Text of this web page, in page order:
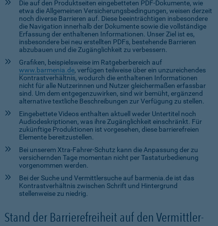
Die auf den Produktseiten eingebetteten PDF-Dokumente, wie
etwa die Allgemeinen Versicherungsbedingungen, weisen derzeit
noch diverse Barrieren auf. Diese beeinträchtigen insbesondere
die Navigation innerhalb der Dokumente sowie die vollständige
Erfassung der enthaltenen Informationen. Unser Ziel ist es,
insbesondere bei neu erstellten PDFs, bestehende Barrieren
abzubauen und die Zugänglichkeit zu verbessern.
Grafiken, beispielsweise im Ratgeberbereich auf
www.barmenia.de, verfügen teilweise über ein unzureichendes
Kontrastverhältnis, wodurch die enthaltenen Informationen
nicht für alle Nutzerinnen und Nutzer gleichermaßen erfassbar
sind. Um dem entgegenzuwirken, sind wir bemüht, ergänzend
alternative textliche Beschreibungen zur Verfügung zu stellen.
Eingebettete Videos enthalten aktuell weder Untertitel noch
Audiodeskriptionen, was ihre Zugänglichkeit einschränkt. Für
zukünftige Produktionen ist vorgesehen, diese barrierefreien
Elemente bereitzustellen.
Bei unserem Xtra-Fahrer-Schutz kann die Anpassung der zu
versichernden Tage momentan nicht per Tastaturbedienung
vorgenommen werden.
Bei der Suche und Vermittlersuche auf barmenia.de ist das
Kontrastverhältnis zwischen Schrift und Hintergrund
stellenweise zu niedrig.
Stand der Barrierefreiheit auf den Vermittler-